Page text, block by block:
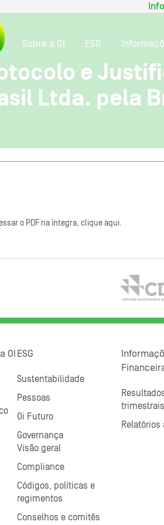
Sobre a OI ESG
e
Ltda. pela
o PDF na íntegra, clique aqui.
OI ESG
Sustentabilidade
Pessoas
Oi Futuro
Governança
Visão geral
Compliance
Códigos, políticas e
regimentos
Conselhos e comitês
trimestrais
Relatórios